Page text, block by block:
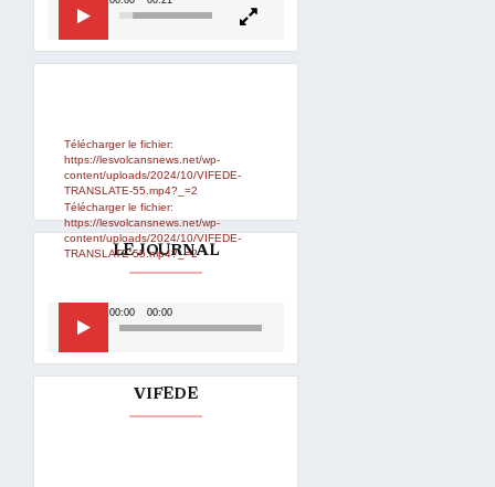
Télécharger le fichier:
https://lesvolcansnews.net/wp-
content/uploads/2024/10/VIFEDE-
TRANSLATE-55.mp4?_=2
Télécharger le fichier:
https://lesvolcansnews.net/wp-
content/uploads/2024/10/VIFEDE-
TRANSLATE-55.mp4?_=2
LE JOURNAL
audio
00:00 00:00
VIFEDE